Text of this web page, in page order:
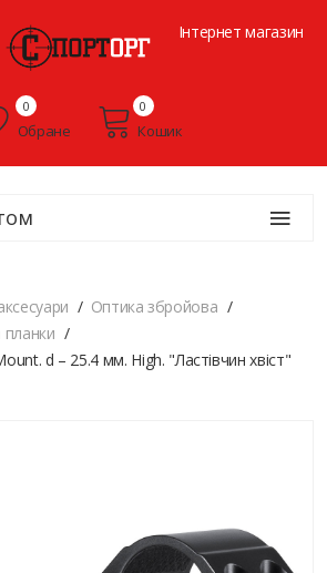
Інтернет магазин
Обране
0
Кошик
0
Оптика збройова
d – 25.4 мм. High. "Ластівчин хвіст"